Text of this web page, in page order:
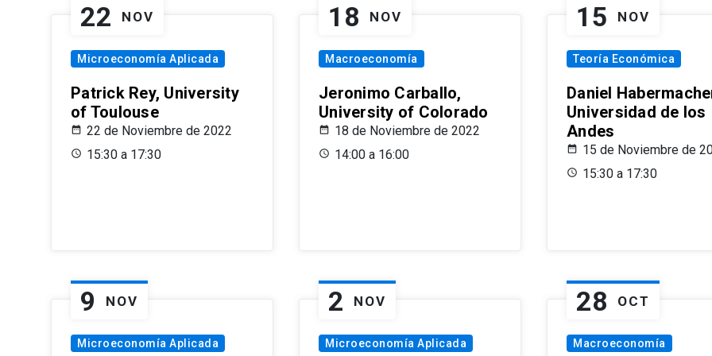
22 NOV
Microeconomía Aplicada
Patrick Rey, University
of Toulouse
22 de Noviembre de 2022
15:30 a 17:30
18 NOV
Macroeconomía
Jeronimo Carballo,
University of Colorado
18 de Noviembre de 2022
14:00 a 16:00
15 NOV
Teoría Económica
Daniel
Universidad de los
Andes
15 de Noviembre de
15:30 a 17:30
9 NOV
Microeconomía Aplicada
2 NOV
Microeconomía Aplicada
28 OCT
Macroeconomía